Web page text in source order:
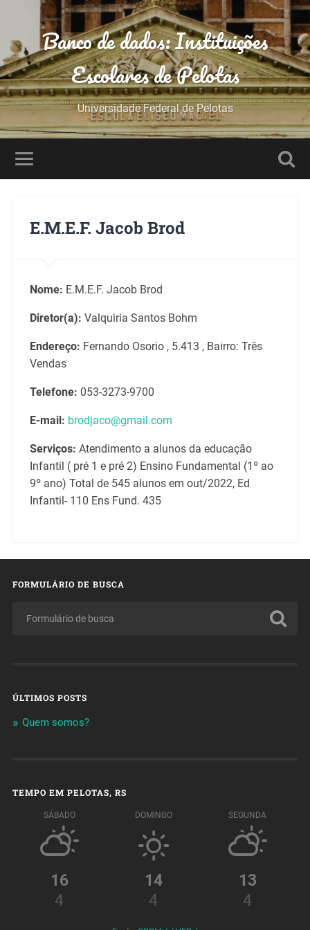
Banco de dados: Instituições
Escolares de Pelotas
Universidade Federal de Pelotas
E.M.E.F. Jacob Brod
Nome: E.M.E.F. Jacob Brod
Diretor(a): Valquiria Santos Bohm
Endereço: Fernando Osorio , 5.413 , Bairro: Três
Vendas
Telefone: 053-3273-9700
E-mail: brodjaco@gmail.com
Serviços: Atendimento a alunos da educação
Infantil ( pré 1 e pré 2) Ensino Fundamental (1º ao
9º ano) Total de 545 alunos em out/2022, Ed
Infantil- 110 Ens Fund. 435
FORMULÁRIO DE BUSCA
ÚLTIMOS POSTS
Quem somos?
TEMPO EM PELOTAS, RS
SÁBADO
16
4
DOMINGO
14
4
SEGUNDA
13
4